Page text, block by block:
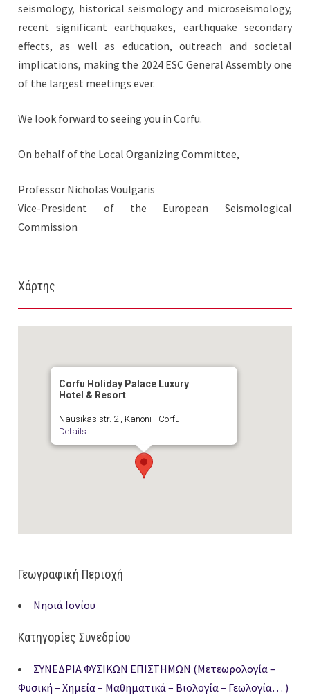
seismology, historical seismology and microseismology,
recent significant earthquakes, earthquake secondary
effects, as well as education, outreach and societal
implications, making the 2024 ESC General Assembly one
of the largest meetings ever.
We look forward to seeing you in Corfu.
On behalf of the Local Organizing Committee,
Professor Nicholas Voulgaris
Vice-President of the European Seismological
Commission
Χάρτης
Corfu Holiday Palace Luxury
Hotel & Resort
Nausikas str. 2 , Kanoni - Corfu
Details
Γεωγραφική Περιοχή
Νησιά Ιονίου
Κατηγορίες Συνεδρίου
ΣΥΝΕΔΡΙΑ ΦΥΣΙΚΩΝ ΕΠΙΣΤΗΜΩΝ (Μετεωρολογία –
Φυσική – Χημεία – Μαθηματικά – Βιολογία – Γεωλογία… )